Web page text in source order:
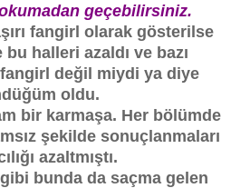
geçebilirsiniz.
fangirl olarak gösterilse
halleri azaldı ve bazı
değil miydi ya diye
oldu.
bir karmaşa. Her bölümde
şekilde sonuçlanmaları
azaltmıştı.
bunda da saçma gelen